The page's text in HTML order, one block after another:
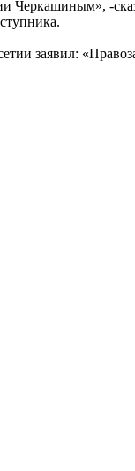
Черкашиным», -
заявил: